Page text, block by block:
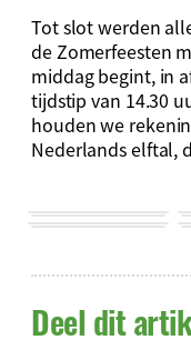
Tot slot werden
de Zomerfeesten
middag begint, in
tijdstip van 14.30
houden we
Nederlands elftal,
Deel dit